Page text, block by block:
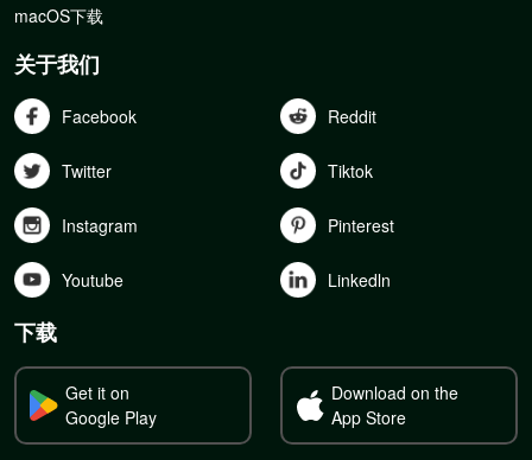
macOS下载
关于我们
Facebook Reddit
Twitter Tiktok
Instagram Pinterest
Youtube Linkedln
下载
Get it on
Google Play
Download on the
App Store